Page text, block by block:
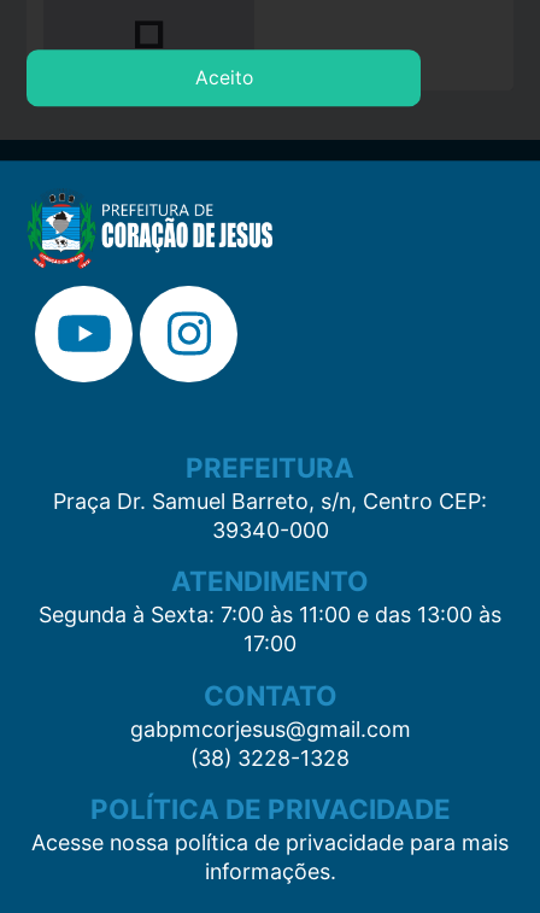
stop
PREFEITURA
Praça Dr. Samuel Barreto, s/n, Centro CEP:
39340-000
ATENDIMENTO
Segunda à Sexta: 7:00 às 11:00 e das 13:00 às
17:00
CONTATO
gabpmcorjesus@gmail.com
(38) 3228-1328
POLÍTICA DE PRIVACIDADE
Acesse nossa política de privacidade para mais
informações.
Aceito